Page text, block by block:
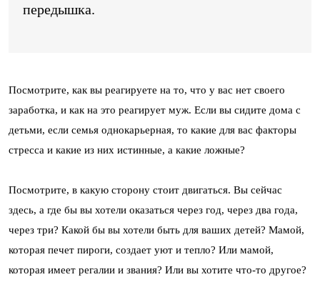
передышка.
Посмотрите, как вы реагируете на то, что у вас нет своего
заработка, и как на это реагирует муж. Если вы сидите дома с
детьми, если семья однокарьерная, то какие для вас факторы
стресса и какие из них истинные, а какие ложные?
Посмотрите, в какую сторону стоит двигаться. Вы сейчас
здесь, а где бы вы хотели оказаться через год, через два года,
через три? Какой бы вы хотели быть для ваших детей? Мамой,
которая печет пироги, создает уют и тепло? Или мамой,
которая имеет регалии и звания? Или вы хотите что-то другое?